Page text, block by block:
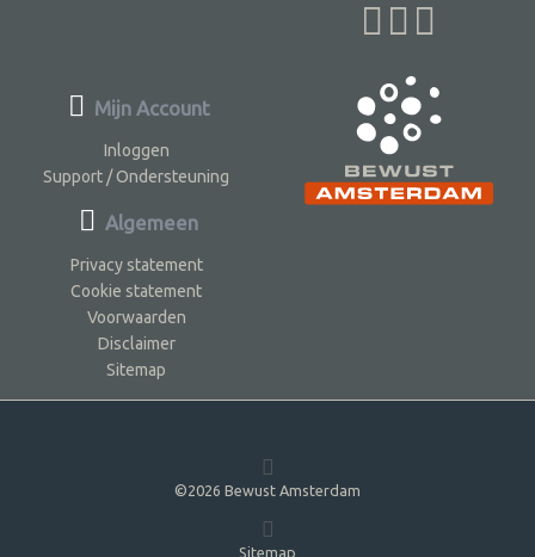
Mijn Account
Inloggen
Support / Ondersteuning
Algemeen
Privacy statement
Cookie statement
Voorwaarden
Disclaimer
Sitemap
©2026 Bewust Amsterdam
Sitemap